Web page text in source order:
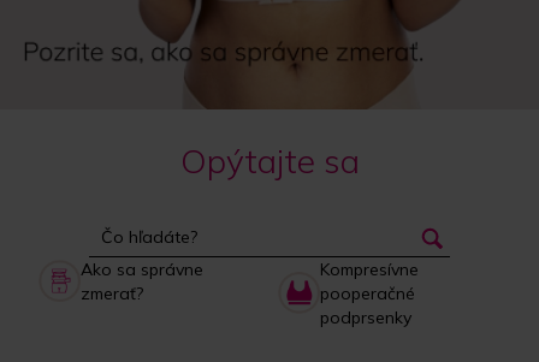
Opýtajte sa
Ako sa správne
zmerať?
Kompresívne
pooperačné
podprsenky